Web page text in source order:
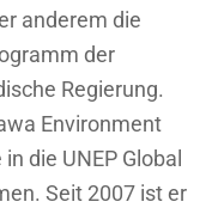
anderem die
der
Regierung.
Environment
die UNEP Global
Seit 2007 ist er